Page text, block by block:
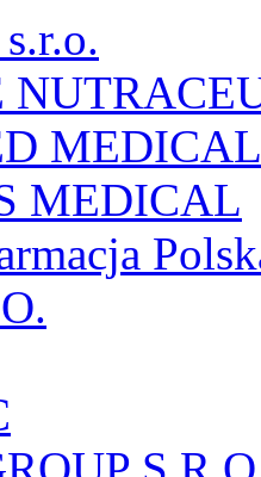
MEDICAL